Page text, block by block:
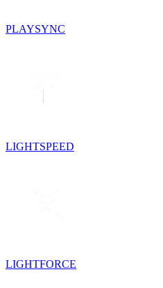
PLAYSYNC
LIGHTSPEED
LIGHTFORCE